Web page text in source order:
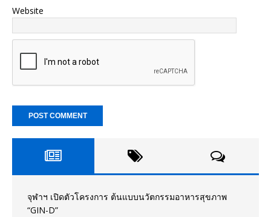
Website
จุฬาฯ เปิดตัวโครงการ ต้นแบบนวัตกรรมอาหารสุขภาพ
“GIN-D”